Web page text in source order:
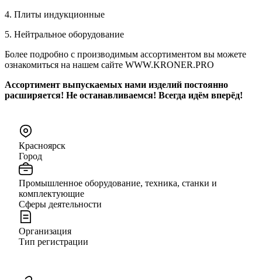
4. Плиты индукционные
5. Нейтральное оборудование
Более подробно с производимым ассортиментом вы можете
ознакомиться на нашем сайте WWW.KRONER.PRO
Ассортимент выпускаемых нами изделий постоянно
расширяется! Не останавливаемся! Всегда идём вперёд!
Красноярск
Город
Промышленное оборудование, техника, станки и
комплектующие
Сферы деятельности
Организация
Тип регистрации